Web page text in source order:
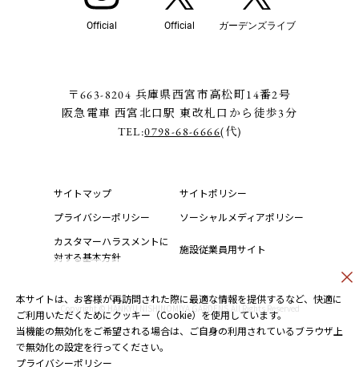
本サイトは、お客様が再訪問された際に最適な情報を提供するなど、快適に
ご利用いただくためにクッキー（Cookie）を使用しています。
当機能の無効化をご希望される場合は、ご自身の利用されているブラウザ上
で無効化の設定を行ってください。
プライバシーポリシー
Official Official ガーデンズライブ
〒663-8204 兵庫県西宮市高松町14番2号
阪急電車 西宮北口駅 東改札口から徒歩3分
TEL:0798-68-6666(代)
サイトマップ
サイトポリシー
プライバシーポリシー
ソーシャルメディアポリシー
カスタマーハラスメントに
対する基本方針
施設従業員用サイト
Copyright © HANKYU NISHINOMIYA GARDENS.All Rights Reserved